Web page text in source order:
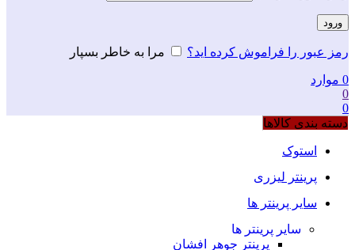
ورود
رمز عبور را فراموش کرده اید؟ مرا به خاطر بسپار
0 موارد
0
0
دسته بندی کالاها
استوک
پرینتر لیزری
سایر پرینتر ها
سایر پرینتر ها
پرینتر جوهر افشان